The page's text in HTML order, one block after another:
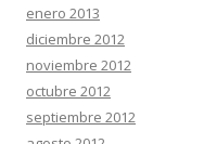
enero 2013
diciembre 2012
noviembre 2012
octubre 2012
septiembre 2012